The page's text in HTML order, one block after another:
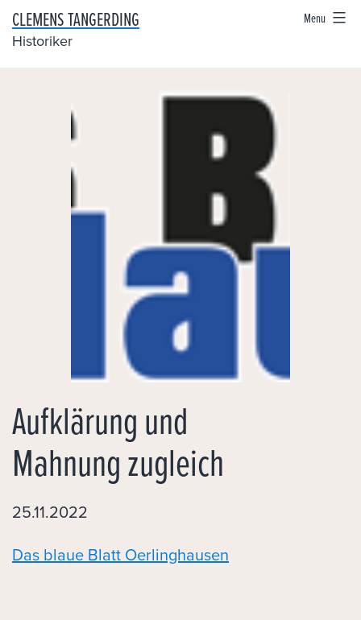
SkipCLEMENS TANGERDING
Historiker
Menu
Aufklärung und
Mahnung zugleich
25.11.2022
Das blaue Blatt Oerlinghausen